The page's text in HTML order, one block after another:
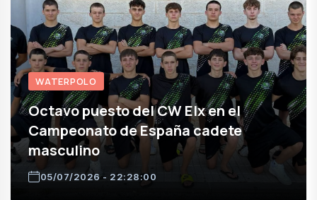
WATERPOLO
Octavo puesto del CW Elx en el
Campeonato de España cadete
masculino
05/07/2026 - 22:28:00